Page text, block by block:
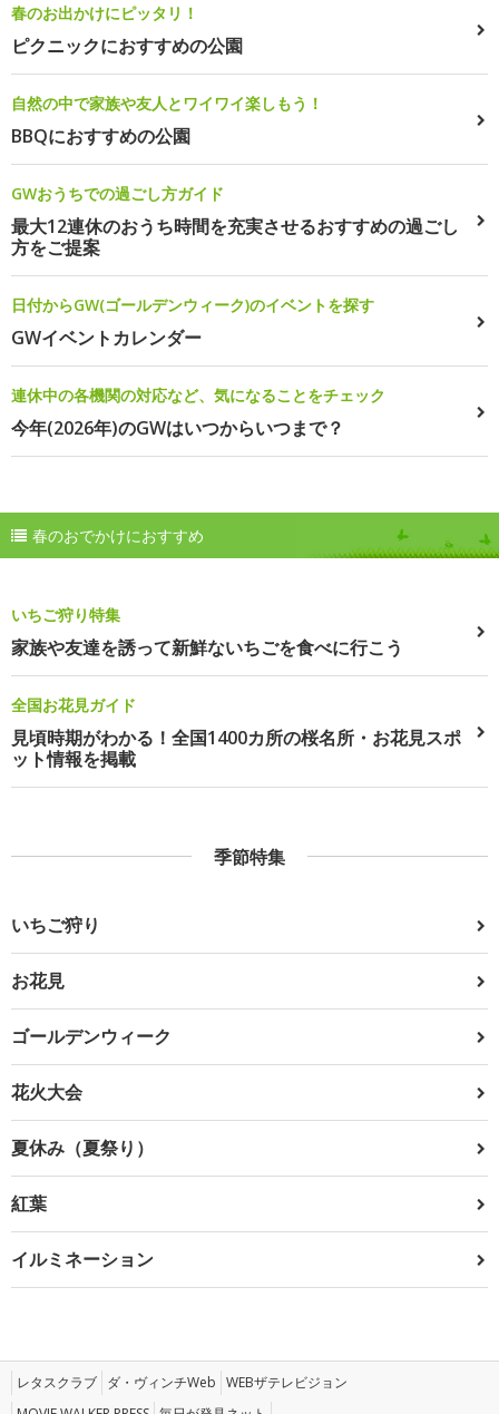
春のお出かけにピッタリ！
ピクニックにおすすめの公園
自然の中で家族や友人とワイワイ楽しもう！
BBQにおすすめの公園
GWおうちでの過ごし方ガイド
最大12連休のおうち時間を充実させるおすすめの過ごし
方をご提案
日付からGW(ゴールデンウィーク)のイベントを探す
GWイベントカレンダー
連休中の各機関の対応など、気になることをチェック
今年(2026年)のGWはいつからいつまで？
春のおでかけにおすすめ
いちご狩り特集
家族や友達を誘って新鮮ないちごを食べに行こう
全国お花見ガイド
見頃時期がわかる！全国1400カ所の桜名所・お花見スポ
ット情報を掲載
季節特集
いちご狩り
お花見
ゴールデンウィーク
花火大会
夏休み（夏祭り）
紅葉
イルミネーション
レタスクラブ ダ・ヴィンチWeb WEBザテレビジョン